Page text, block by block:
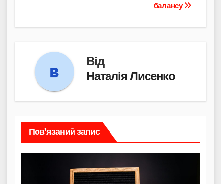
балансу
Від
Наталія Лисенко
Пов’язаний запис